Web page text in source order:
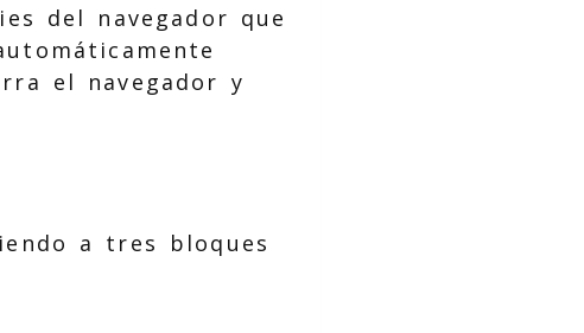
del navegador que
el navegador y
a tres bloques